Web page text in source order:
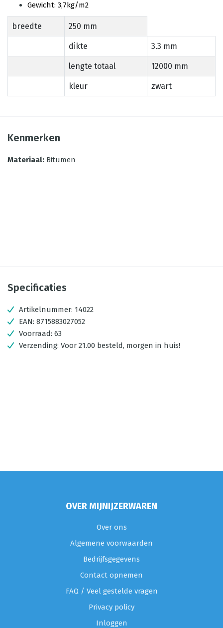
Gewicht: 3,7kg/m2
breedte 250 mm
dikte 3.3 mm
lengte totaal 12000 mm
kleur zwart
Kenmerken
Materiaal: Bitumen
Specificaties
Artikelnummer: 14022
EAN: 8715883027052
Voorraad: 63
Verzending: Voor 21.00 besteld, morgen in huis!
OVER MIJNIJZERWAREN
Over ons
Algemene voorwaarden
Bedrijfsgegevens
Contact opnemen
FAQ / Veel gestelde vragen
Privacy policy
Inloggen